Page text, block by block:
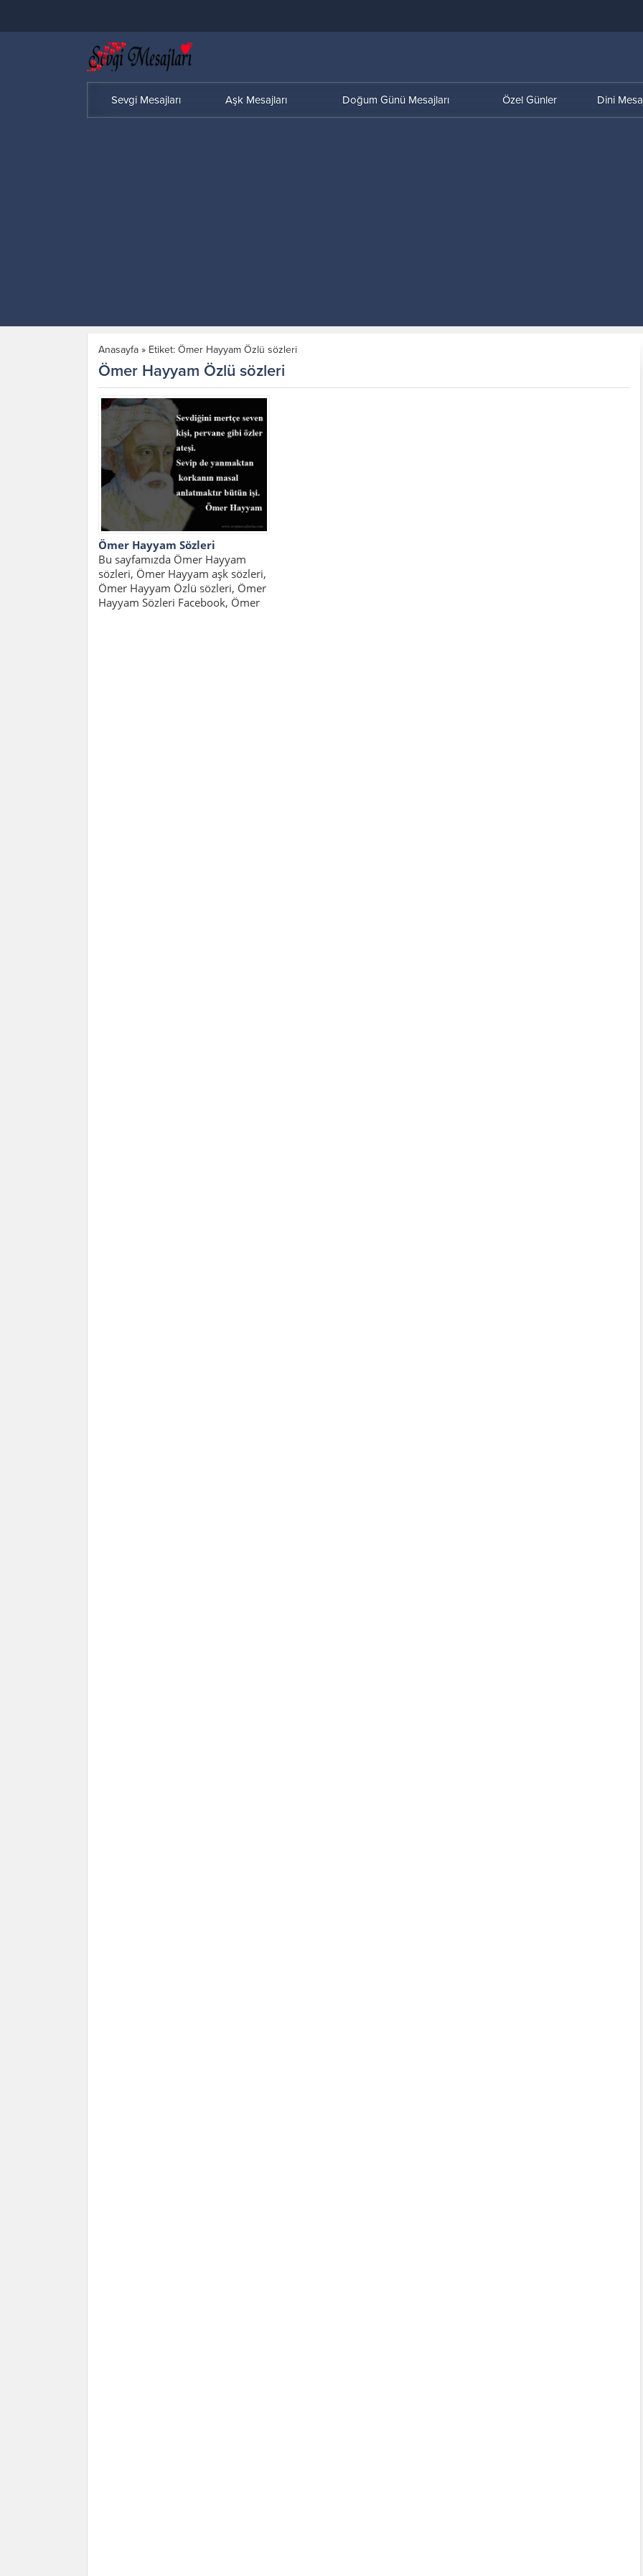
Sevgi Mesajları Aşk Mesajları Doğum Günü Mesajları Özel Günler Dini
Anasayfa » Etiket: Ömer Hayyam Özlü sözleri
Ömer Hayyam Özlü sözleri
Ömer Hayyam Sözleri
Bu sayfamızda Ömer Hayyam
sözleri, Ömer Hayyam aşk sözleri,
Ömer Hayyam Özlü sözleri, Ömer
Hayyam Sözleri Facebook, Ömer